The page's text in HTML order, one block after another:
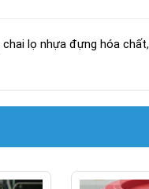
chai lọ nhựa đựng hóa chất,